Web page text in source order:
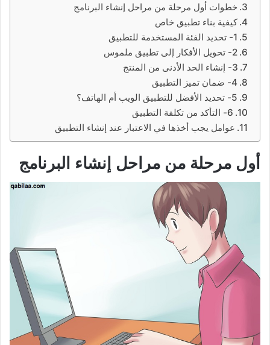
خطوات أول مرحلة من مراحل إنشاء البرنامج
كيفية بناء تطبيق خاص
1- تحديد الفئة المستخدمة للتطبيق
2- تحويل الأفكار إلى تطبيق ملموس
3- إنشاء الحد الأدنى من المنتج
4- ضمان تميز التطبيق
5- تحديد الأفضل للتطبيق الويب أم الهاتف؟
6- التأكد من تكلفة التطبيق
عوامل يجب أخذها في الاعتبار عند إنشاء التطبيق
أول مرحلة من مراحل إنشاء البرنامج